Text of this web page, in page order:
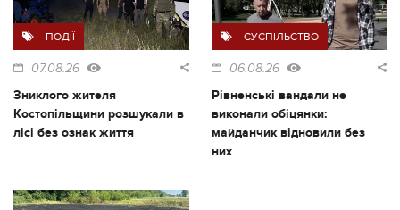
ПОДІЇ
07.08.26
Зниклого жителя
Костопільщини розшукали в
лісі без ознак життя
СУСПІЛЬСТВО
06.08.26
Рівненські вандали не
виконали обіцянки:
майданчик відновили без
них